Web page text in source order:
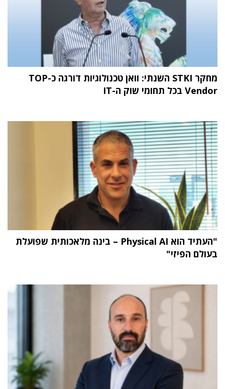
מחקר STKI השנתי: וואן טכנולוגיות דורגה כ-TOP
Vendor בכל תחומי שוק ה-IT
"העתיד הוא Physical AI – בינה מלאכותית שפועלת
בעולם הפיזי"